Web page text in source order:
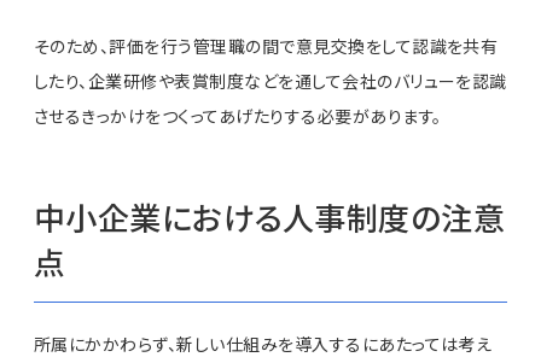
そのため、評価を行う管理職の間で意見交換をして認識を共有
したり、企業研修や表賞制度などを通して会社のバリューを認識
させるきっかけをつくってあげたりする必要があります。
中小企業における人事制度の注意
点
所属にかかわらず、新しい仕組みを導入するにあたっては考え